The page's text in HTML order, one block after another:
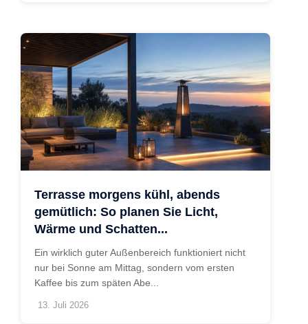
Terrasse morgens kühl, abends
gemütlich: So planen Sie Licht,
Wärme und Schatten...
Ein wirklich guter Außenbereich funktioniert nicht
nur bei Sonne am Mittag, sondern vom ersten
Kaffee bis zum späten Abe...
13. Juli 2026